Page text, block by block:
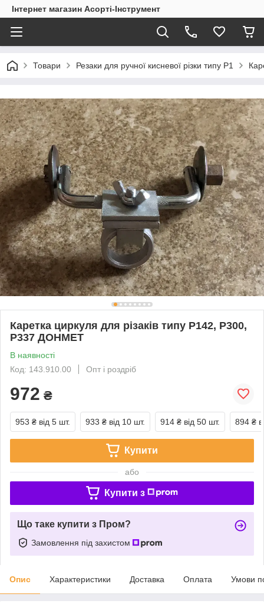
Інтернет магазин Асорті-Інструмент
Товари Резаки для ручної кисневої різки типу Р1
Каретка циркуля для різаків типу Р142, Р300,
Р337 ДОНМЕТ
В наявності
Код: 143.910.00
Опт і роздріб
972 ₴
953 ₴ від 5 шт. 933 ₴ від 10 шт. 914 ₴ від 50 шт. 894 ₴
Купити
або
Купити з
Що таке купити з Пром?
Замовлення під захистом
Опис Характеристики Доставка Оплата Умови